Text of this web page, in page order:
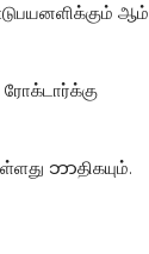
ஆம்
ரோக்டார்க்கு
ဘာதிகயும்.